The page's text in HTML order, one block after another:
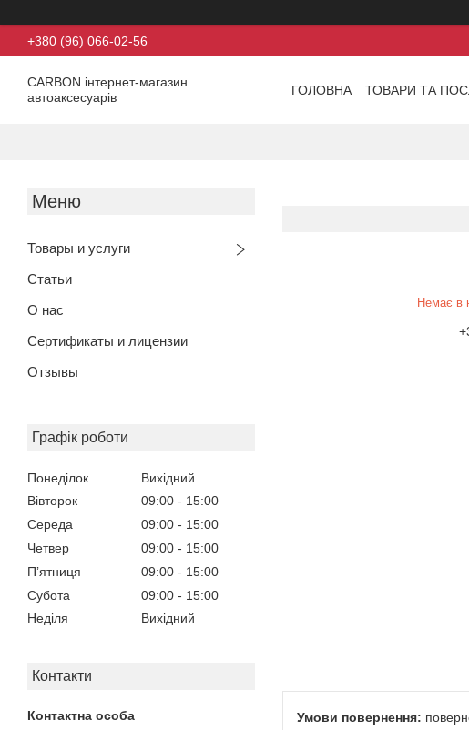
+380 (96) 066-02-56
CARBON інтернет-магазин
автоаксесуарів
ГОЛОВНА ТОВАРИ ТА
Товары и услуги
Статьи
О нас
Сертификаты и лицензии
Отзывы
Графік роботи
Понеділок
Вихідний
Вівторок
09:00
15:00
Середа
09:00
15:00
Четвер
09:00
15:00
Пʼятниця
09:00
15:00
Субота
09:00
15:00
Неділя
Вихідний
Контакти
Немає в